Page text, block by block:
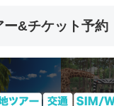
ー&チケット予約